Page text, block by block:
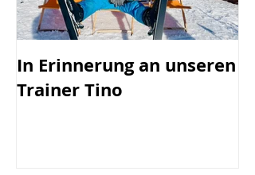
In Erinnerung an unseren
Trainer Tino